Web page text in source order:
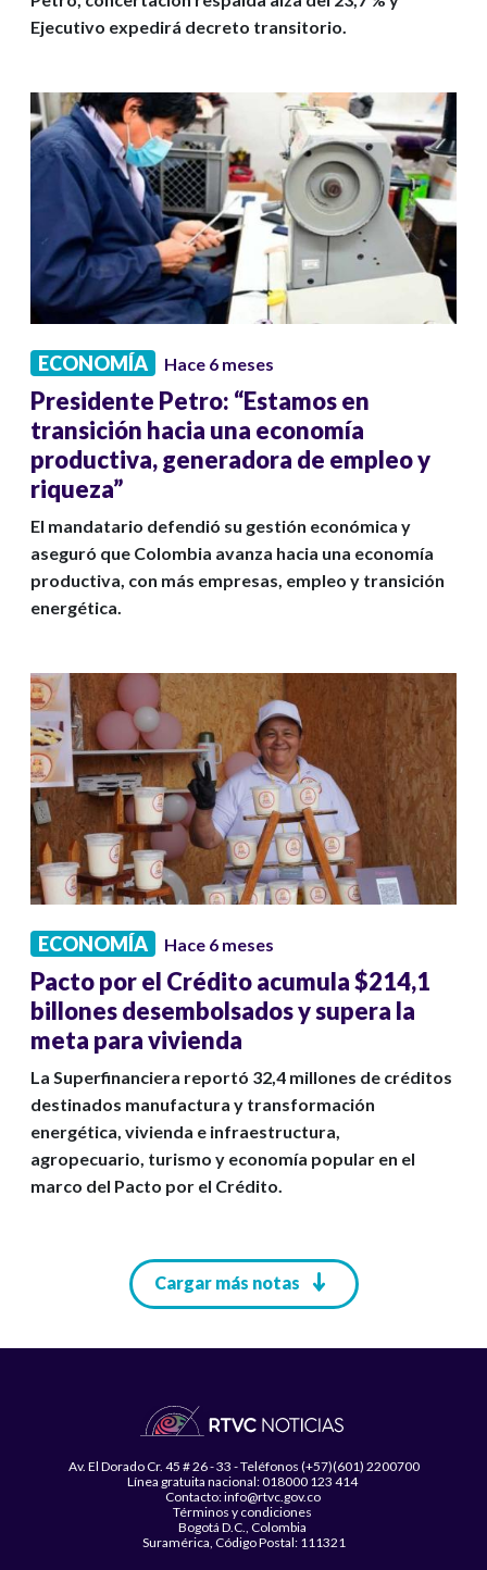
Ejecutivo expedirá decreto transitorio.
ECONOMÍA Hace 6 meses
Presidente Petro: “Estamos en
transición hacia una economía
productiva, generadora de empleo y
riqueza”
El mandatario defendió su gestión económica y
aseguró que Colombia avanza hacia una economía
productiva, con más empresas, empleo y transición
energética.
ECONOMÍA Hace 6 meses
Pacto por el Crédito acumula $214,1
billones desembolsados y supera la
meta para vivienda
La Superfinanciera reportó 32,4 millones de créditos
destinados manufactura y transformación
energética, vivienda e infraestructura,
agropecuario, turismo y economía popular en el
marco del Pacto por el Crédito.
Cargar más notas
Av. El Dorado Cr. 45 # 26 - 33 - Teléfonos (+57)(601) 2200700
Línea gratuita nacional: 018000 123 414
Contacto: info@rtvc.gov.co
Términos y condiciones
Bogotá D.C., Colombia
Suramérica, Código Postal: 111321